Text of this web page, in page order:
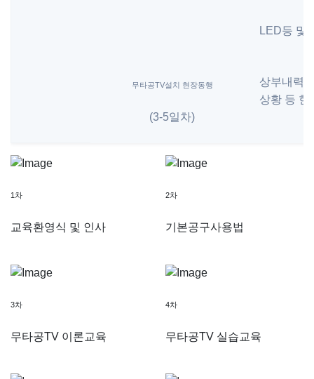
LED등 및
무타공TV설치 현장동행
(3-5일차)
상부내력
상황 등 현
1차
교육환영식 및 인사
2차
기본공구사용법
3차
무타공TV 이론교육
4차
무타공TV 실습교육